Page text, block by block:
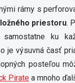
rámy s
priestoru.
samostatne ku
je výsuvná časť
posteľou
Pirate a mnoho